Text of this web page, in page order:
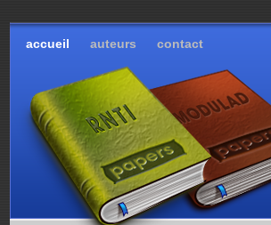
accueil auteurs contact